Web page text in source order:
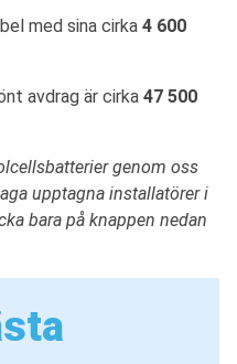
med sina cirka 4 600
avdrag är cirka 47 500
genom oss
upptagna installatörer i
bara på knappen nedan